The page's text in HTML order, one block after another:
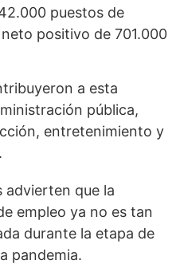
puestos de
positivo de 701.000
a esta
pública,
entretenimiento y
advierten que la
empleo ya no es tan
durante la etapa de
pandemia.